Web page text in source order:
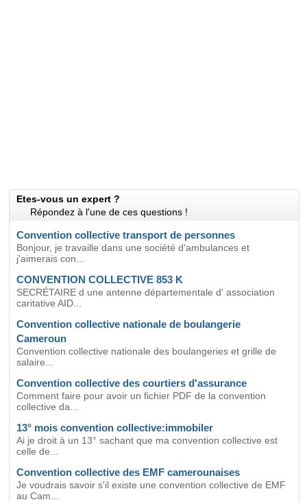
Etes-vous un expert ?
Répondez à l'une de ces questions !
Convention collective transport de personnes
Bonjour, je travaille dans une société d'ambulances et
j'aimerais con...
CONVENTION COLLECTIVE 853 K
SECRÉTAIRE d une antenne départementale d' association
caritative AID...
Convention collective nationale de boulangerie
Cameroun
Convention collective nationale des boulangeries et grille de
salaire...
Convention collective des courtiers d'assurance
Comment faire pour avoir un fichier PDF de la convention
collective da...
13° mois convention collective:immobiler
Ai je droit à un 13° sachant que ma convention collective est
celle de...
Convention collective des EMF camerounaises
Je voudrais savoir s'il existe une convention collective de EMF
au Cam...